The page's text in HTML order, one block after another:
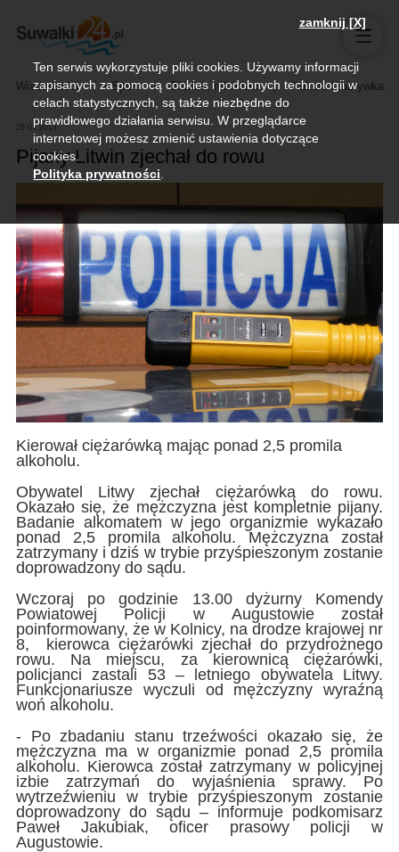
Wiadomości Sport Biznes, rolnictwo Kultura i rozrywka
29.07.2014
Pijany Litwin zjechał do rowu
Kierował ciężarówką mając ponad 2,5 promila
alkoholu.
Obywatel Litwy zjechał ciężarówką do rowu.
Okazało się, że mężczyzna jest kompletnie pijany.
Badanie alkomatem w jego organizmie wykazało
ponad 2,5 promila alkoholu. Mężczyzna został
zatrzymany i dziś w trybie przyśpieszonym zostanie
doprowadzony do sądu.
Wczoraj po godzinie 13.00 dyżurny Komendy
Powiatowej Policji w Augustowie został
poinformowany, że w Kolnicy, na drodze krajowej nr
8, kierowca ciężarówki zjechał do przydrożnego
rowu. Na miejscu, za kierownicą ciężarówki,
policjanci zastali 53 – letniego obywatela Litwy.
Funkcjonariusze wyczuli od mężczyzny wyraźną
woń alkoholu.
- Po zbadaniu stanu trzeźwości okazało się, że
mężczyzna ma w organizmie ponad 2,5 promila
alkoholu. Kierowca został zatrzymany w policyjnej
izbie zatrzymań do wyjaśnienia sprawy. Po
wytrzeźwieniu w trybie przyśpieszonym zostanie
doprowadzony do sądu – informuje podkomisarz
Paweł Jakubiak, oficer prasowy policji w
Augustowie.
zamknij [X]
Ten serwis wykorzystuje pliki cookies. Używamy informacji
zapisanych za pomocą cookies i podobnych technologii w
celach statystycznych, są także niezbędne do
prawidłowego działania serwisu. W przeglądarce
internetowej możesz zmienić ustawienia dotyczące
cookies.
Polityka prywatności